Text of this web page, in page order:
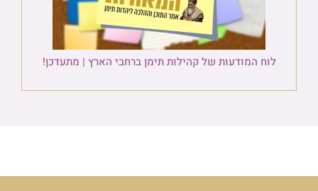
לוח המודעות של קהילות תימן ברחבי הארץ | מתעדכן!